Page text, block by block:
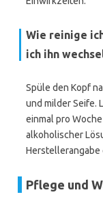
Wie reinige
ich ihn
Spüle den Kopf
und milder Seife.
einmal pro
alkoholischer
Herstellerangabe
Pflege und